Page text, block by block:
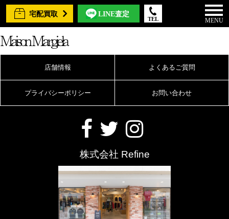
宅配買取 LINE査定
TEL MENU
Maison Margiela
店舗情報 よくあるご質問
プライバシーポリシー お問い合わせ
株式会社 Refine